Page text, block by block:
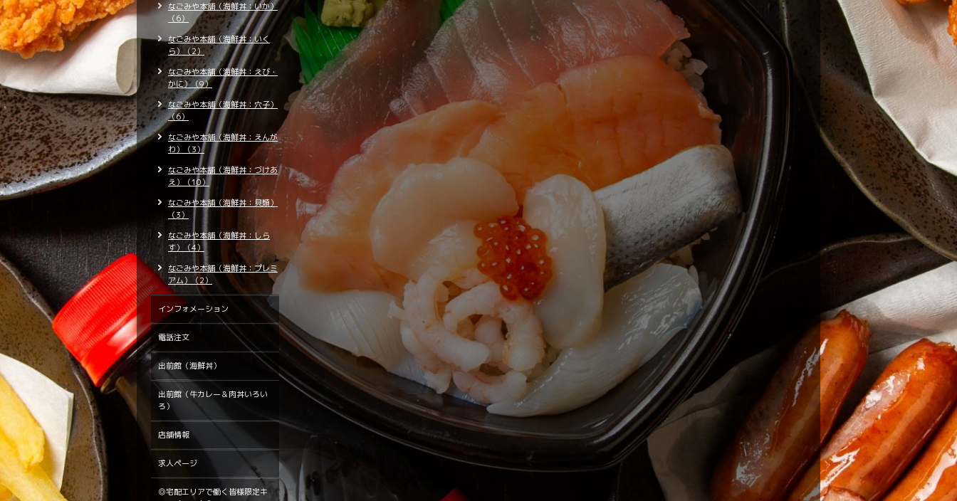
なごみや本舗（海鮮丼：いか）
（6）
なごみや本舗（海鮮丼：いく
ら）（2）
なごみや本舗（海鮮丼：えび・
かに）（9）
なごみや本舗（海鮮丼：穴子）
（6）
なごみや本舗（海鮮丼：えんが
わ）（3）
なごみや本舗（海鮮丼：づけあ
え）（10）
なごみや本舗（海鮮丼：貝類）
（3）
なごみや本舗（海鮮丼：しら
す）（4）
なごみや本舗（海鮮丼：プレミ
アム）（2）
インフォメーション
電話注文
出前館（海鮮丼）
出前館（牛カレー＆肉丼いろい
ろ）
店舗情報
求人ページ
◎宅配エリアで働く皆様限定キ